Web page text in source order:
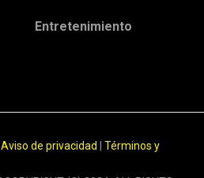
Entretenimiento
Aviso de privacidad
Términos y